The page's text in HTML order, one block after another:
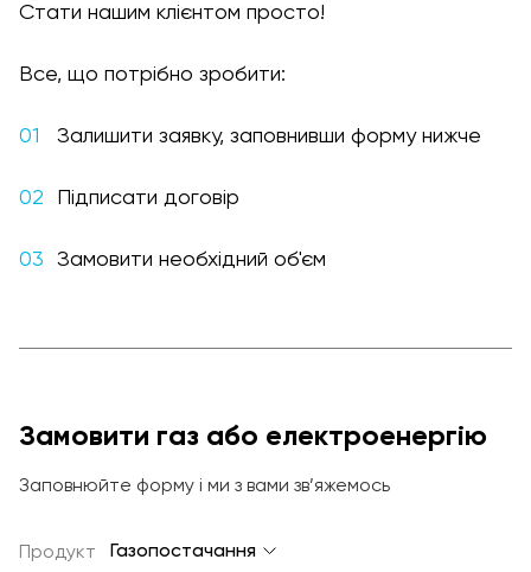
Стати нашим клієнтом просто!
Все, що потрібно зробити:
Залишити заявку, заповнивши форму нижче
Підписати договір
Замовити необхідний об'єм
Замовити газ або електроенергію
Заповнюйте форму і ми з вами зв’яжемось
Продукт Газопостачання